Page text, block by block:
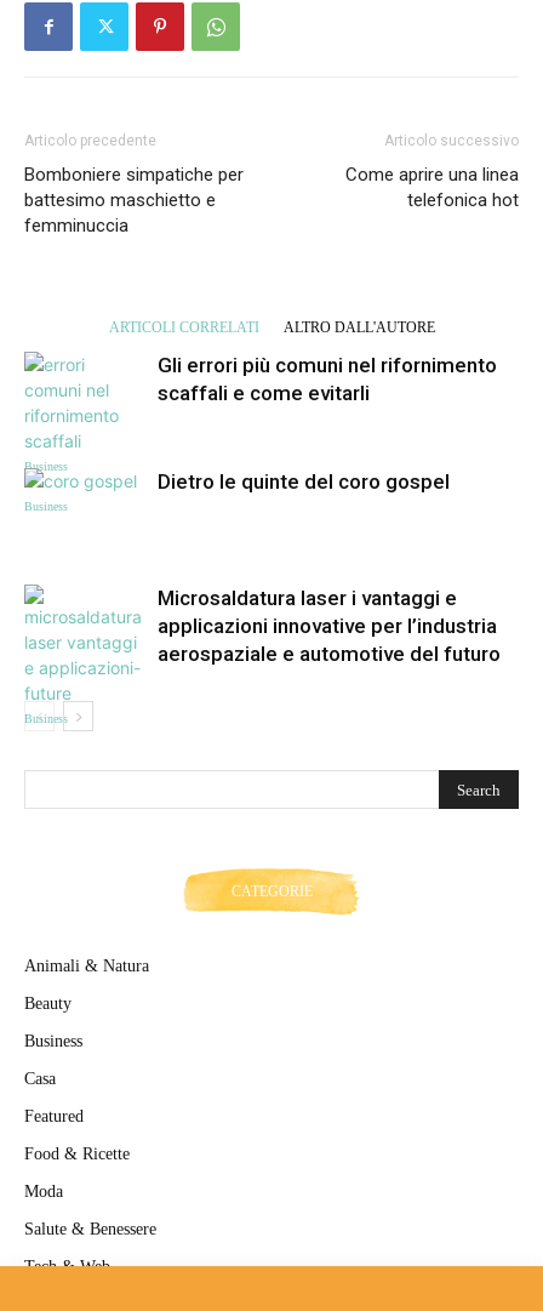
Articolo precedente
Bomboniere simpatiche per
battesimo maschietto e
femminuccia
Articolo successivo
Come aprire una linea
telefonica hot
ARTICOLI CORRELATI ALTRO DALL'AUTORE
Business
Gli errori più comuni nel rifornimento
scaffali e come evitarli
Business
Dietro le quinte del coro gospel
Business
Microsaldatura laser i vantaggi e
applicazioni innovative per l’industria
aerospaziale e automotive del futuro
CATEGORIE
Animali & Natura
Beauty
Business
Casa
Featured
Food & Ricette
Moda
Salute & Benessere
Tech & Web